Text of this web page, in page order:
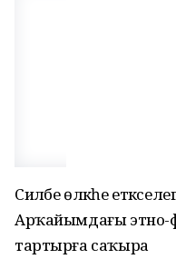
Силәбе өлкәһе
Арҡайымдағы этно-
тартырға саҡыра